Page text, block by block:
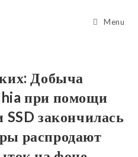
Menu
Добыча
при помощи
закончилась
распродают